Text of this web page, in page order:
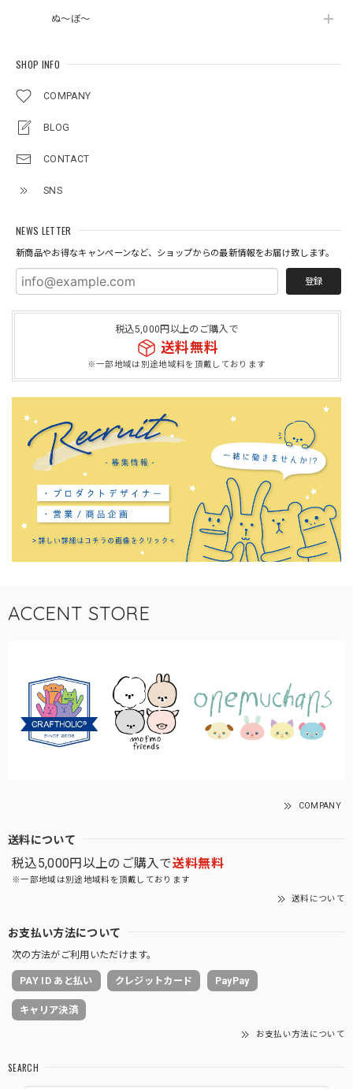
ぬ～ぼ～
SHOP INFO
COMPANY
BLOG
CONTACT
SNS
NEWS LETTER
新商品やお得なキャンペーンなど、ショップからの最新情報をお届け致します。
登録
税込5,000円以上のご購入で
送料無料
※一部地域は別途地域料を頂戴しております
ACCENT STORE
COMPANY
送料について
税込5,000円以上のご購入で送料無料
※一部地域は別途地域料を頂戴しております
送料について
お支払い方法について
次の方法がご利用いただけます。
PAY ID あと払い クレジットカード PayPay
キャリア決済
お支払い方法について
SEARCH